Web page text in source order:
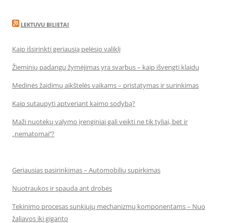
LEKTUVU BILIETAI
Kaip išsirinkti geriausią pelėsio valiklį
Žieminių padangų žymėjimas yra svarbus – kaip išvengti klaidų
Medinės žaidimų aikštelės vaikams – pristatymas ir surinkimas
Kaip sutaupyti aptveriant kaimo sodybą?
Maži nuotekų valymo įrenginiai gali veikti ne tik tyliai, bet ir
„nematomai‘‘?
Geriausias pasirinkimas – Automobilių supirkimas
Nuotraukos ir spauda ant drobės
Tekinimo procesas sunkiųjų mechanizmų komponentams – Nuo
žaliavos iki giganto